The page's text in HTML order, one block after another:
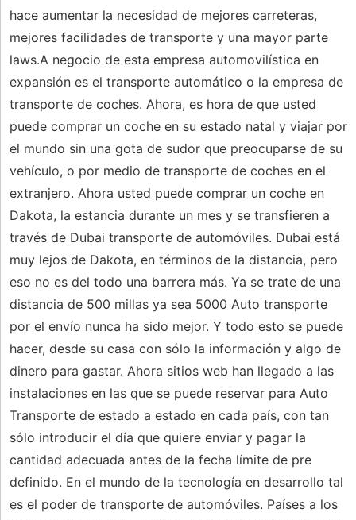
hace aumentar la necesidad de mejores carreteras,
mejores facilidades de transporte y una mayor parte
laws.A negocio de esta empresa automovilística en
expansión es el transporte automático o la empresa de
transporte de coches. Ahora, es hora de que usted
puede comprar un coche en su estado natal y viajar por
el mundo sin una gota de sudor que preocuparse de su
vehículo, o por medio de transporte de coches en el
extranjero. Ahora usted puede comprar un coche en
Dakota, la estancia durante un mes y se transfieren a
través de Dubai transporte de automóviles. Dubai está
muy lejos de Dakota, en términos de la distancia, pero
eso no es del todo una barrera más. Ya se trate de una
distancia de 500 millas ya sea 5000 Auto transporte
por el envío nunca ha sido mejor. Y todo esto se puede
hacer, desde su casa con sólo la información y algo de
dinero para gastar. Ahora sitios web han llegado a las
instalaciones en las que se puede reservar para Auto
Transporte de estado a estado en cada país, con tan
sólo introducir el día que quiere enviar y pagar la
cantidad adecuada antes de la fecha límite de pre
definido. En el mundo de la tecnología en desarrollo tal
es el poder de transporte de automóviles. Países a los